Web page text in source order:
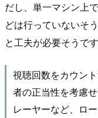
だし、単一マシン上
どは行っていないそ
と工夫が必要そうです
視聴回数をカウン
者の正当性を考慮
レーヤーなど、ロ